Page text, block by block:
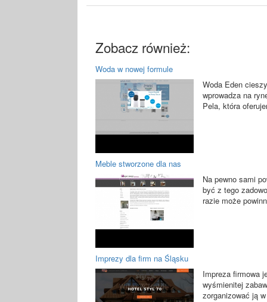
Zobacz również:
Woda w nowej formule
Woda Eden
wprowadza na
Pela, która
Meble stworzone dla nas
Na pewno sami
być z tego
razie może
Imprezy dla firm na Śląsku
Impreza firmowa
wyśmienitej
zorganizować ją